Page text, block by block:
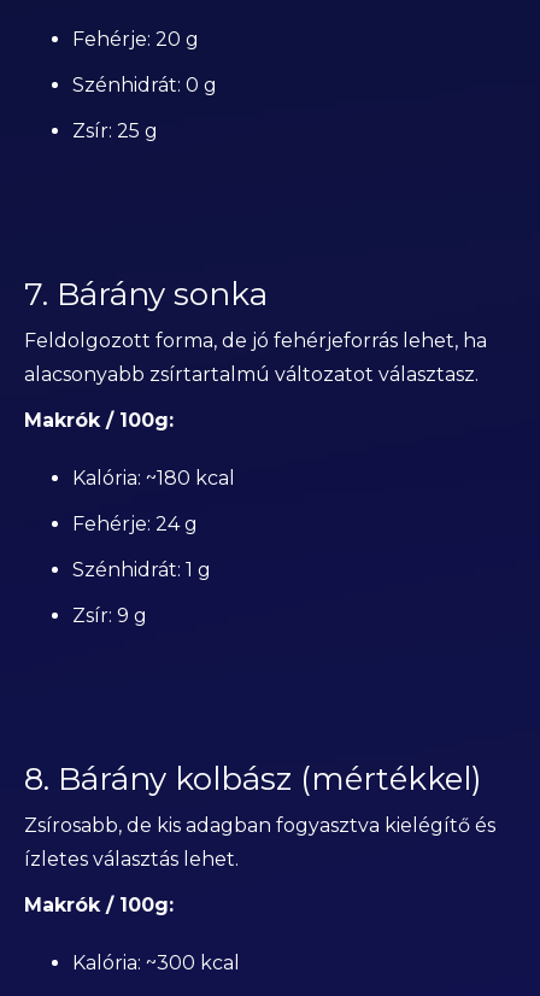
Fehérje: 20 g
Szénhidrát: 0 g
Zsír: 25 g
7. Bárány sonka
Feldolgozott forma, de jó fehérjeforrás lehet, ha
alacsonyabb zsírtartalmú változatot választasz.
Makrók / 100g:
Kalória: ~180 kcal
Fehérje: 24 g
Szénhidrát: 1 g
Zsír: 9 g
8. Bárány kolbász (mértékkel)
Zsírosabb, de kis adagban fogyasztva kielégítő és
ízletes választás lehet.
Makrók / 100g:
Kalória: ~300 kcal